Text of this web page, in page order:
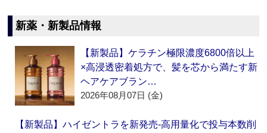
新薬・新製品情報
【新製品】ケラチン極限濃度6800倍以上
×高浸透密着処方で、髪を芯から満たす新
ヘアケアブラン…
2026年08月07日 (金)
【新製品】ハイゼントラを新発売‐高用量化で投与本数削